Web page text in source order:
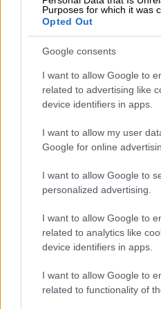
Purposes for which it was
Opted Out
Google consents
I want to allow Google to
related to advertising like
device identifiers in apps.
I want to allow my user
Google for online
I want to allow Google to
personalized advertising.
I want to allow Google to
related to analytics like
device identifiers in apps.
I want to allow Google to
related to functionality of
«Σίγουρα η Ελλάδα θα
ευρωπαϊκή προεδρία
εξαμήνου του 2027
αναβαθμίσει ακόμα
συζήτηση»,
συζητήσουμε για το
δημοσιονομικό
μία συζήτηση των
της παρατεταμένης
ελληνική κυβέρνηση
στο πλευρό της
στο πλαίσιο των
Το γεγονός ότι